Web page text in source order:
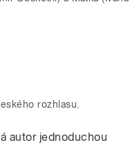
rozhlasu.
autor jednoduchou